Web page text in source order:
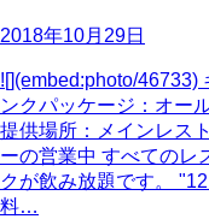
2018年10月29日
![](embed:photo/46733)
ンクパッケージ：オー
提供場所：メインレス
ーの営業中 すべてのレ
クが飲み放題です。
料…